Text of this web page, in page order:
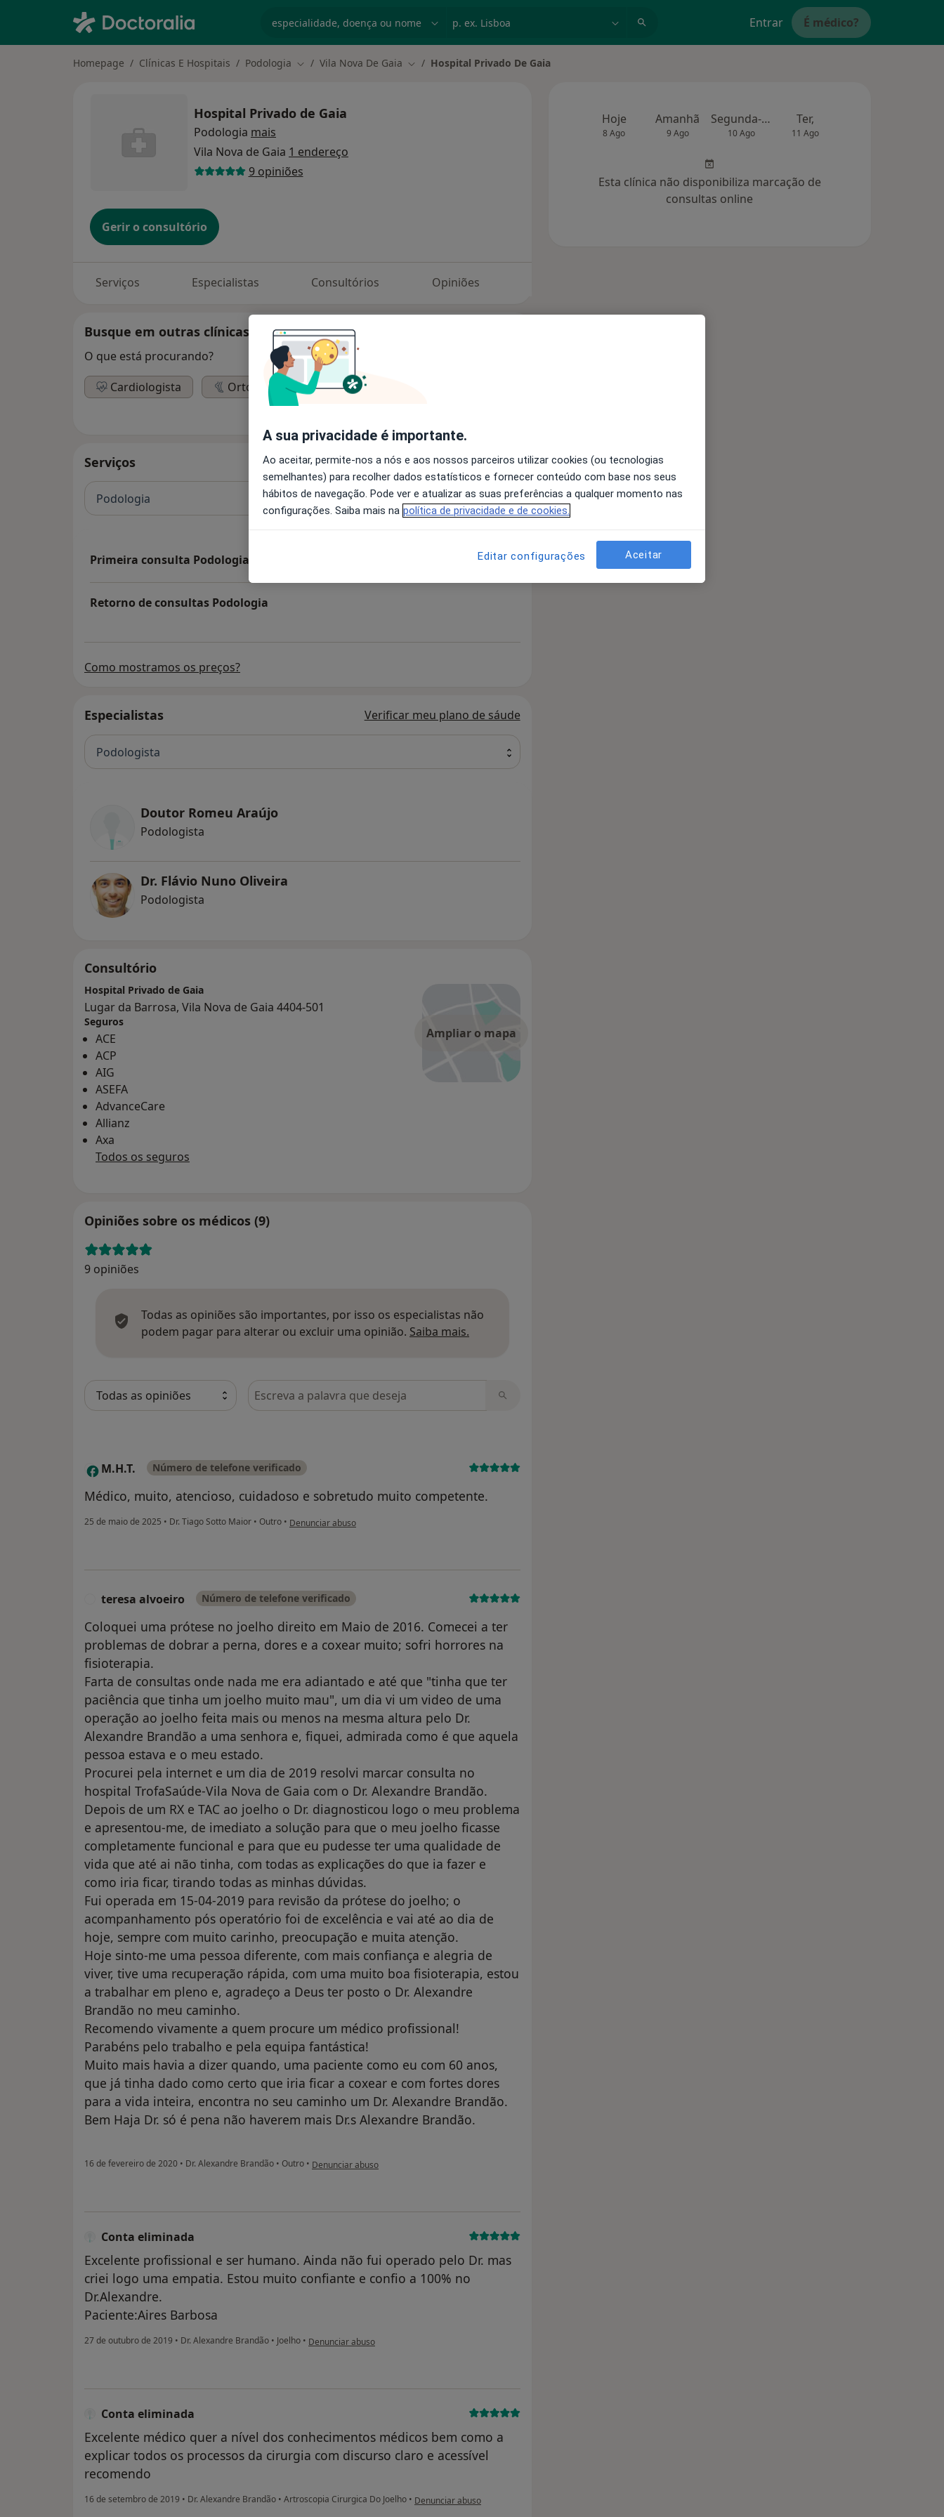
Entrar É médico?
Homepage Clínicas E Hospitais Podologia Mudar de cidade
Vila Nova De Gaia Mudar de cidade
Hospital Privado De Gaia
Hospital Privado de Gaia
Podologia mais
Vila Nova de Gaia 1 endereço
9 opiniões
Gerir o consultório
Serviços Especialistas Consultórios Opiniões
Busque em outras clínicas
O que está procurando?
Cardiologista
Ortopedista Psiquiatra
Serviços
Podologia
Primeira consulta Podologia
Retorno de consultas Podologia
Como mostramos os preços?
Especialistas Verificar meu plano de sáude
Podologista
Doutor Romeu Araújo
Podologista
Dr. Flávio Nuno Oliveira
Podologista
Consultório
Ampliar o mapa
Hospital Privado de Gaia
Lugar da Barrosa, Vila Nova de Gaia 4404-501
Seguros
ACE
ACP
AIG
ASEFA
AdvanceCare
Allianz
Axa
Todos os seguros
Opiniões sobre os médicos (9)
9 opiniões
Todas as opiniões são importantes, por isso os especialistas não
podem pagar para alterar ou excluir uma opinião. Saiba mais.
Pesquisar em opiniões
M M.H.T. Número de telefone verificado
Médico, muito, atencioso, cuidadoso e sobretudo muito competente.
25 de maio de 2025 • Dr. Tiago Sotto Maior • Outro • na opinião do utilizador M.H.T.
Denunciar abuso
teresa alvoeiro Número de telefone verificado
Coloquei uma prótese no joelho direito em Maio de 2016. Comecei a ter
problemas de dobrar a perna, dores e a coxear muito; sofri horrores na
fisioterapia.
Farta de consultas onde nada me era adiantado e até que "tinha que ter
paciência que tinha um joelho muito mau", um dia vi um video de uma
operação ao joelho feita mais ou menos na mesma altura pelo Dr.
Alexandre Brandão a uma senhora e, fiquei, admirada como é que aquela
pessoa estava e o meu estado.
Procurei pela internet e um dia de 2019 resolvi marcar consulta no
hospital TrofaSaúde-Vila Nova de Gaia com o Dr. Alexandre Brandão.
Depois de um RX e TAC ao joelho o Dr. diagnosticou logo o meu problema
e apresentou-me, de imediato a solução para que o meu joelho ficasse
completamente funcional e para que eu pudesse ter uma qualidade de
vida que até ai não tinha, com todas as explicações do que ia fazer e
como iria ficar, tirando todas as minhas dúvidas.
Fui operada em 15-04-2019 para revisão da prótese do joelho; o
acompanhamento pós operatório foi de excelência e vai até ao dia de
hoje, sempre com muito carinho, preocupação e muita atenção.
Hoje sinto-me uma pessoa diferente, com mais confiança e alegria de
viver, tive uma recuperação rápida, com uma muito boa fisioterapia, estou
a trabalhar em pleno e, agradeço a Deus ter posto o Dr. Alexandre
Brandão no meu caminho.
Recomendo vivamente a quem procure um médico profissional!
Parabéns pelo trabalho e pela equipa fantástica!
Muito mais havia a dizer quando, uma paciente como eu com 60 anos,
que já tinha dado como certo que iria ficar a coxear e com fortes dores
para a vida inteira, encontra no seu caminho um Dr. Alexandre Brandão.
Bem Haja Dr. só é pena não haverem mais Dr.s Alexandre Brandão.
16 de fevereiro de 2020 • Dr. Alexandre Brandão • Outro • na opinião do utilizador teresa alvoeiro
Denunciar abuso
Conta eliminada
Excelente profissional e ser humano. Ainda não fui operado pelo Dr. mas
criei logo uma empatia. Estou muito confiante e confio a 100% no
Dr.Alexandre.
Paciente:Aires Barbosa
27 de outubro de 2019 • Dr. Alexandre Brandão • Joelho • na opinião do utilizador Conta eliminada
Denunciar abuso
Conta eliminada
Excelente médico quer a nível dos conhecimentos médicos bem como a
explicar todos os processos da cirurgia com discurso claro e acessível
recomendo
16 de setembro de 2019 • Dr. Alexandre Brandão • Artroscopia Cirurgica Do Joelho • na opinião do utilizador Conta eliminada
Denunciar abuso
Hoje
8 Ago
Amanhã
9 Ago
Segunda-feira
10 Ago
Ter,
11 Ago
Esta clínica não disponibiliza marcação de
consultas online
A sua privacidade é importante.
Ao aceitar, permite-nos a nós e aos nossos parceiros utilizar cookies (ou tecnologias
semelhantes) para recolher dados estatísticos e fornecer conteúdo com base nos seus
hábitos de navegação. Pode ver e atualizar as suas preferências a qualquer momento nas
configurações. Saiba mais na política de privacidade e de cookies.
Editar configurações Aceitar